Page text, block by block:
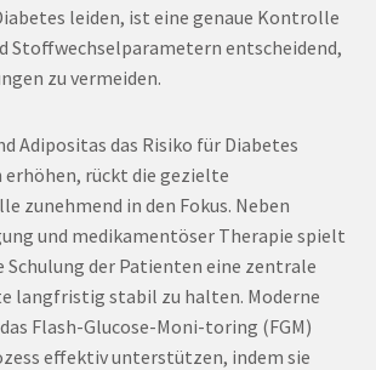
leiden, ist eine genaue Kontrolle
Stoffwechselparametern entscheidend,
zu vermeiden.
Adipositas das Risiko für Diabetes
rückt die gezielte
zunehmend in den Fokus. Neben
und medikamentöser Therapie spielt
Schulung der Patienten eine zentrale
langfristig stabil zu halten. Moderne
Flash-Glucose-Moni-toring (FGM)
effektiv unterstützen, indem sie